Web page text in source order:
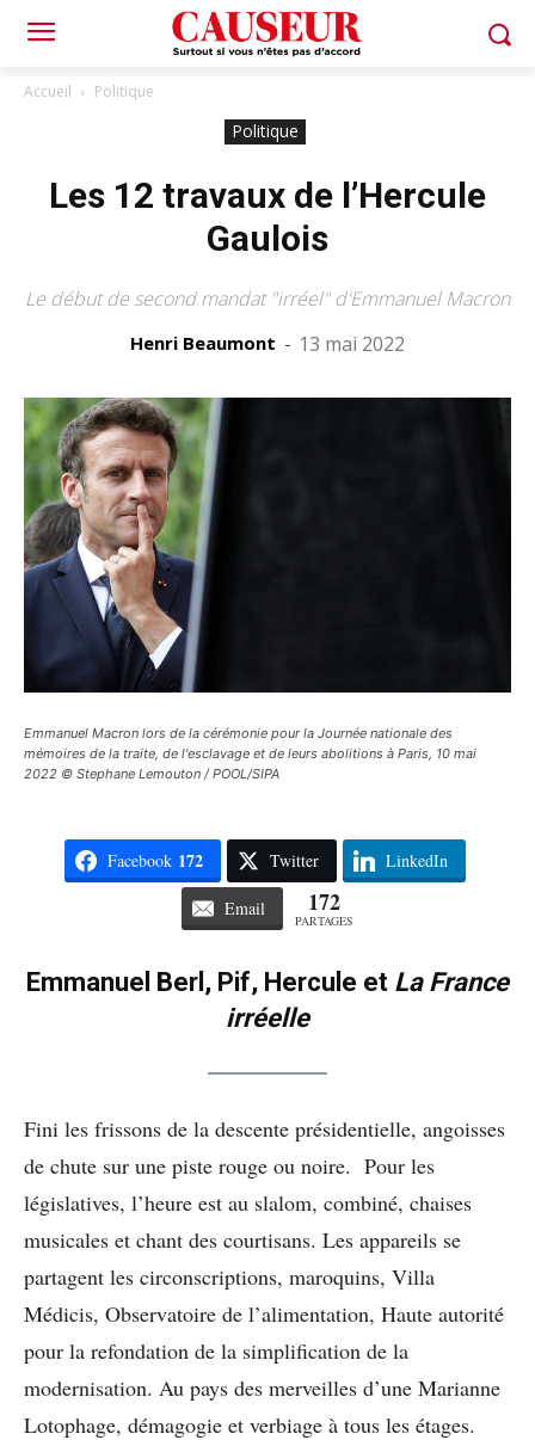
Accueil Politique
Politique
Les 12 travaux de l’Hercule
Gaulois
Le début de second mandat "irréel" d'Emmanuel Macron
Henri Beaumont - 13 mai 2022
Emmanuel Macron lors de la cérémonie pour la Journée nationale des
mémoires de la traite, de l'esclavage et de leurs abolitions à Paris, 10 mai
2022 © Stephane Lemouton / POOL/SIPA
Facebook 172 Twitter LinkedIn
Email 172
PARTAGES
Emmanuel Berl, Pif, Hercule et La France
irréelle
Fini les frissons de la descente présidentielle, angoisses
de chute sur une piste rouge ou noire. Pour les
législatives, l’heure est au slalom, combiné, chaises
musicales et chant des courtisans. Les appareils se
partagent les circonscriptions, maroquins, Villa
Médicis, Observatoire de l’alimentation, Haute autorité
pour la refondation de la simplification de la
modernisation. Au pays des merveilles d’une Marianne
Lotophage, démagogie et verbiage à tous les étages.